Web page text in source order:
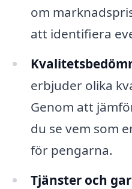
om
att identifiera
erbjuder olika
Genom att
du se vem som
för pengarna.
Tjänster och